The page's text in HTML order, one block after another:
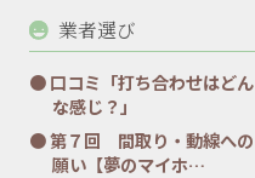
業者選び
口コミ「打ち合わせはどん
な感じ？」
第７回 間取り・動線への
願い【夢のマイホ…